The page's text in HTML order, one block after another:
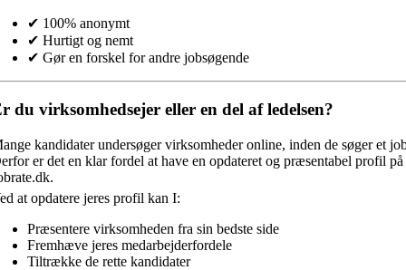
✔ 100% anonymt
✔ Hurtigt og nemt
✔ Gør en forskel for andre jobsøgende
du virksomhedsejer eller en del af ledelsen?
kandidater undersøger virksomheder online, inden de søger et
er det en klar fordel at have en opdateret og præsentabel profil på
at opdatere jeres profil kan I:
Præsentere virksomheden fra sin bedste side
Fremhæve jeres medarbejderfordele
Tiltrække de rette kandidater